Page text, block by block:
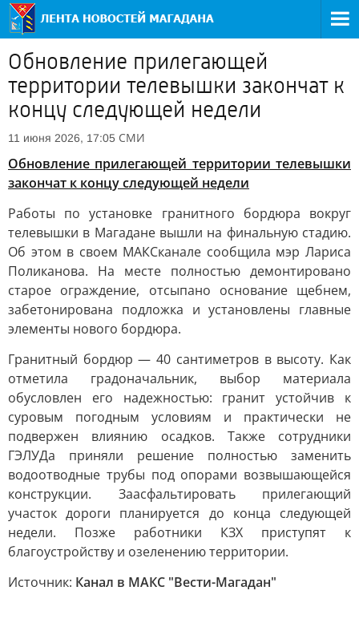
Обновление прилегающей
территории телевышки закончат к
концу следующей недели
11 июня 2026, 17:05 СМИ
Обновление прилегающей территории телевышки
закончат к концу следующей недели
Работы по установке гранитного бордюра вокруг
телевышки в Магадане вышли на финальную стадию.
Об этом в своем МАКСканале сообщила мэр Лариса
Поликанова. На месте полностью демонтировано
старое ограждение, отсыпано основание щебнем,
забетонирована подложка и установлены главные
элементы нового бордюра.
Гранитный бордюр — 40 сантиметров в высоту. Как
отметила градоначальник, выбор материала
обусловлен его надежностью: гранит устойчив к
суровым погодным условиям и практически не
подвержен влиянию осадков. Также сотрудники
ГЭЛУДа приняли решение полностью заменить
водоотводные трубы под опорами возвышающейся
конструкции. Заасфальтировать прилегающий
участок дороги планируется до конца следующей
недели. Позже работники КЗХ приступят к
благоустройству и озеленению территории.
Источник: Канал в МАКС "Вести-Магадан"